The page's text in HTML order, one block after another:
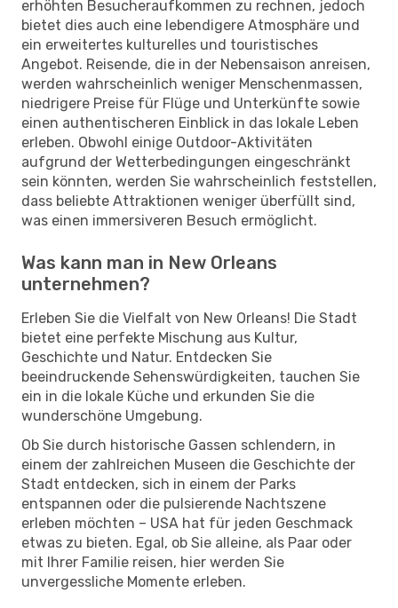
erhöhten Besucheraufkommen zu rechnen, jedoch
bietet dies auch eine lebendigere Atmosphäre und
ein erweitertes kulturelles und touristisches
Angebot. Reisende, die in der Nebensaison anreisen,
werden wahrscheinlich weniger Menschenmassen,
niedrigere Preise für Flüge und Unterkünfte sowie
einen authentischeren Einblick in das lokale Leben
erleben. Obwohl einige Outdoor-Aktivitäten
aufgrund der Wetterbedingungen eingeschränkt
sein könnten, werden Sie wahrscheinlich feststellen,
dass beliebte Attraktionen weniger überfüllt sind,
was einen immersiveren Besuch ermöglicht.
Was kann man in New Orleans
unternehmen?
Erleben Sie die Vielfalt von New Orleans! Die Stadt
bietet eine perfekte Mischung aus Kultur,
Geschichte und Natur. Entdecken Sie
beeindruckende Sehenswürdigkeiten, tauchen Sie
ein in die lokale Küche und erkunden Sie die
wunderschöne Umgebung.
Ob Sie durch historische Gassen schlendern, in
einem der zahlreichen Museen die Geschichte der
Stadt entdecken, sich in einem der Parks
entspannen oder die pulsierende Nachtszene
erleben möchten – USA hat für jeden Geschmack
etwas zu bieten. Egal, ob Sie alleine, als Paar oder
mit Ihrer Familie reisen, hier werden Sie
unvergessliche Momente erleben.